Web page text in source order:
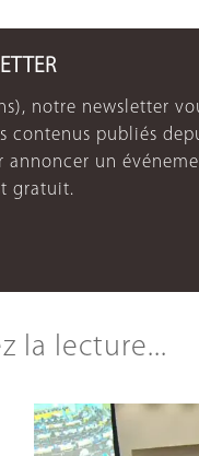
notre newsletter
contenus publiés
un
gratuit.
la lecture...